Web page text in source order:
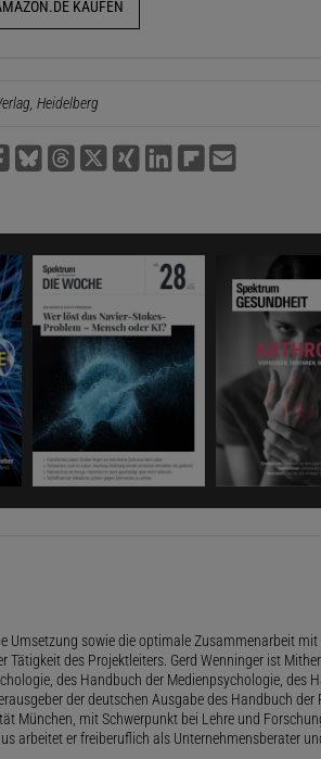
KAUFEN
Heidelberg
Umsetzung sowie die optimale Zusammenarbeit
Tätigkeit des Projektleiters. Gerd Wenninger ist
des Handbuch der Medienpsychologie, des
der deutschen Ausgabe des Handbuch der
München, mit Schwerpunkt bei Lehre und
arbeitet er freiberuflich als Unternehmensberater